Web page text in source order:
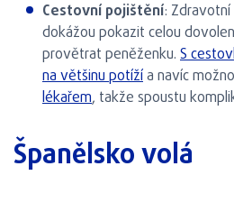
Cestovní pojištění:
dokážou pokazit celou
provětrat peněženku. S
na většinu potížía navíc
lékařem, takže spoustu
Španělsko volá